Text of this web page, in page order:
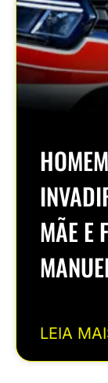
MÃE E
LEIA